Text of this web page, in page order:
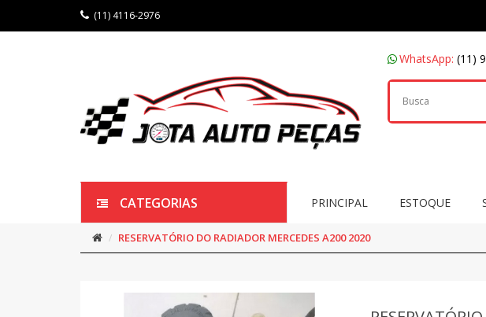
(11) 4116-2976
WhatsApp: (11)
CATEGORIAS PRINCIPAL ESTOQUE
RESERVATÓRIO DO RADIADOR MERCEDES A200 2020